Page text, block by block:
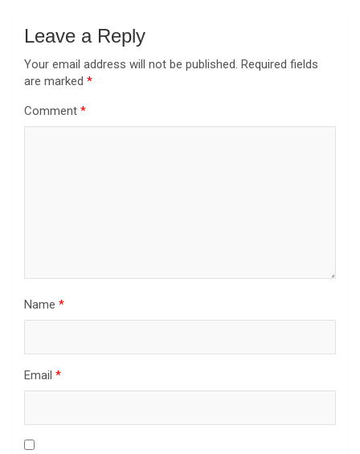
Leave a Reply
Your email address will not be published. Required fields
are marked *
Comment *
Name *
Email *